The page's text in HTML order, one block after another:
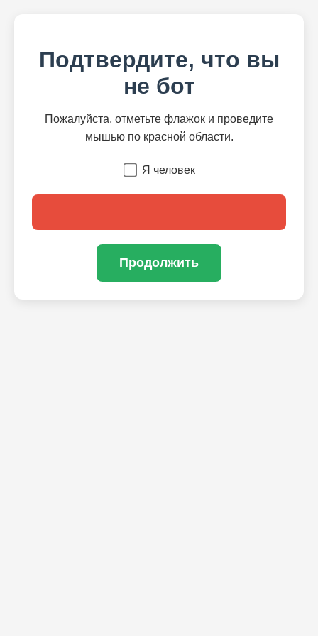
Подтвердите, что вы
не бот
Пожалуйста, отметьте флажок и проведите
мышью по красной области.
Я человек
Продолжить